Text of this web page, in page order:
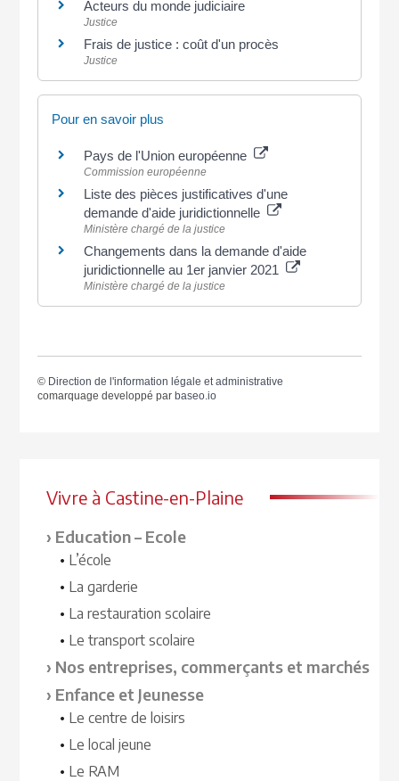
Vivre à Castine-en-Plaine
Education – Ecole
L’école
La garderie
La restauration scolaire
Le transport scolaire
Nos entreprises, commerçants et marchés
Enfance et Jeunesse
Le centre de loisirs
Le local jeune
Le RAM
Acteurs du monde judiciaire
Justice
Frais de justice : coût d'un procès
Justice
Pour en savoir plus
Pays de l'Union européenne
Commission européenne
Liste des pièces justificatives d'une
demande d'aide juridictionnelle
Ministère chargé de la justice
Changements dans la demande d'aide
juridictionnelle au 1er janvier 2021
Ministère chargé de la justice
© Direction de l'information légale et administrative
comarquage developpé par baseo.io